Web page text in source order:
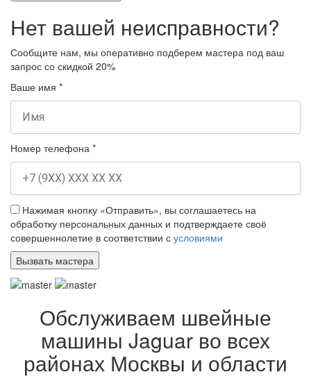
Нет вашей неисправности?
Сообщите нам, мы оперативно подберем мастера под ваш
запрос со скидкой 20%
Ваше имя *
Номер телефона *
Нажимая кнопку «Отправить», вы соглашаетесь на
обработку персональных данных и подтверждаете своё
совершеннолетие в соответствии с условиями
Обслуживаем швейные
машины Jaguar во всех
районах Москвы и области